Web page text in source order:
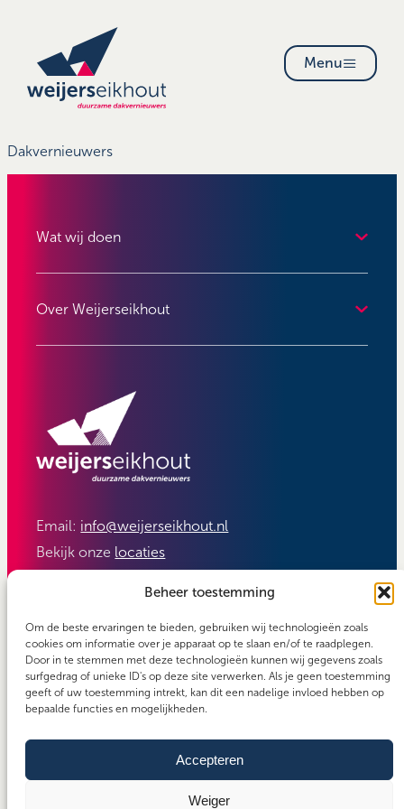
Beheer toestemming
Om de beste ervaringen te bieden, gebruiken wij technologieën zoals
cookies om informatie over je apparaat op te slaan en/of te raadplegen.
Door in te stemmen met deze technologieën kunnen wij gegevens zoals
surfgedrag of unieke ID's op deze site verwerken. Als je geen toestemming
geeft of uw toestemming intrekt, kan dit een nadelige invloed hebben op
bepaalde functies en mogelijkheden.
Accepteren
Weiger
Menu
Dakvernieuwers
Wat wij doen
Over Weijerseikhout
Email: info@weijerseikhout.nl
Bekijk onze locaties
Copyright 2026 - Weijerseikhout